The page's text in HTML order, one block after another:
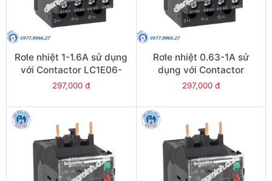
Rơle nhiệt 1-1.6A sử dụng
với Contactor LC1E06-
E38 - Model LRE06
297,000 đ
Rơle nhiệt 0.63-1A sử
dụng với Contactor
LC1E06-E38 - Model
297,000 đ